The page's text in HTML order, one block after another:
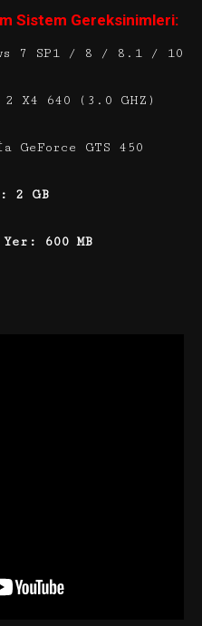
Sistem Gereksinimleri:
7 SP1 / 8 / 8.1 / 10
X4 640 (3.0 GHZ)
GTS 450
2 GB
600 MB